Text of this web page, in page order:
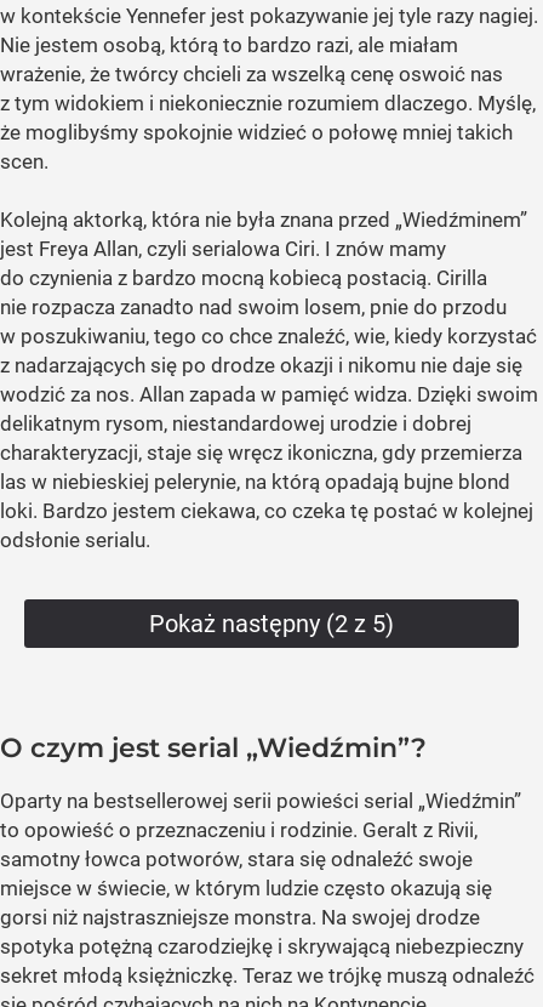
w kontekście Yennefer jest pokazywanie jej tyle razy nagiej.
Nie jestem osobą, którą to bardzo razi, ale miałam
wrażenie, że twórcy chcieli za wszelką cenę oswoić nas
z tym widokiem i niekoniecznie rozumiem dlaczego. Myślę,
że moglibyśmy spokojnie widzieć o połowę mniej takich
scen.
Kolejną aktorką, która nie była znana przed „Wiedźminem”
jest Freya Allan, czyli serialowa Ciri. I znów mamy
do czynienia z bardzo mocną kobiecą postacią. Cirilla
nie rozpacza zanadto nad swoim losem, pnie do przodu
w poszukiwaniu, tego co chce znaleźć, wie, kiedy korzystać
z nadarzających się po drodze okazji i nikomu nie daje się
wodzić za nos. Allan zapada w pamięć widza. Dzięki swoim
delikatnym rysom, niestandardowej urodzie i dobrej
charakteryzacji, staje się wręcz ikoniczna, gdy przemierza
las w niebieskiej pelerynie, na którą opadają bujne blond
loki. Bardzo jestem ciekawa, co czeka tę postać w kolejnej
odsłonie serialu.
Pokaż następny (2 z 5)
O czym jest serial „Wiedźmin”?
Oparty na bestsellerowej serii powieści serial „Wiedźmin”
to opowieść o przeznaczeniu i rodzinie. Geralt z Rivii,
samotny łowca potworów, stara się odnaleźć swoje
miejsce w świecie, w którym ludzie często okazują się
gorsi niż najstraszniejsze monstra. Na swojej drodze
spotyka potężną czarodziejkę i skrywającą niebezpieczny
sekret młodą księżniczkę. Teraz we trójkę muszą odnaleźć